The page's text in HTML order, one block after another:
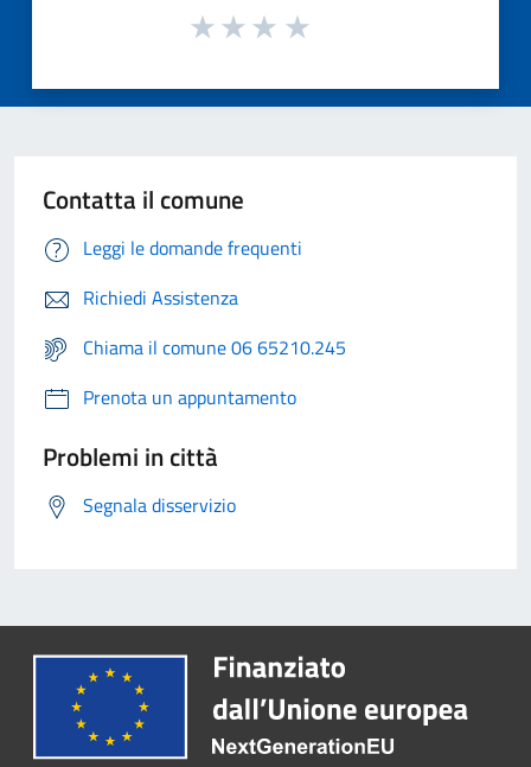
Contatta il comune
Leggi le domande frequenti
Richiedi Assistenza
Chiama il comune 06 65210.245
Prenota un appuntamento
Problemi in città
Segnala disservizio